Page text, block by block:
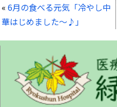
« 6月の食べる元気「冷やし中
華はじめました～♪」